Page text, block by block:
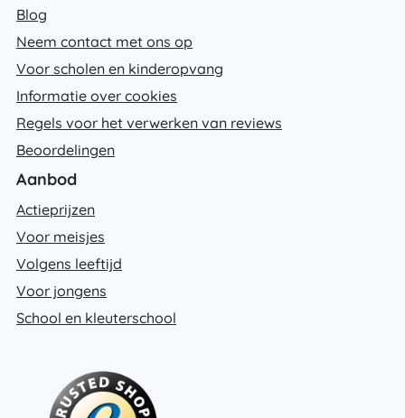
Blog
Neem contact met ons op
Voor scholen en kinderopvang
Informatie over cookies
Regels voor het verwerken van reviews
Beoordelingen
Aanbod
Actieprijzen
Voor meisjes
Volgens leeftijd
Voor jongens
School en kleuterschool